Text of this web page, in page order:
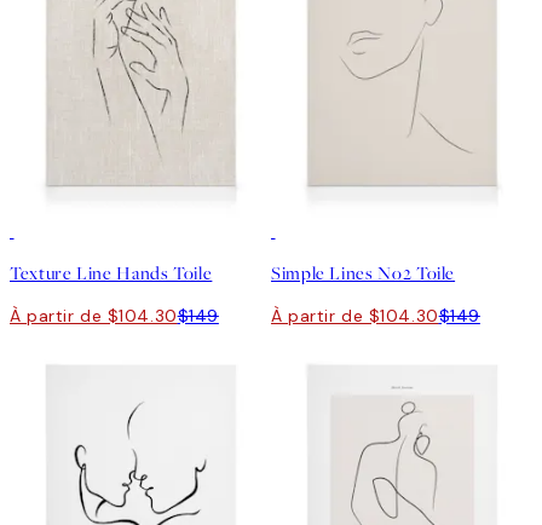
Texture Line Hands Toile
À partir de $104.30$149
Simple Lines No2 Toile
À partir de $104.30$149